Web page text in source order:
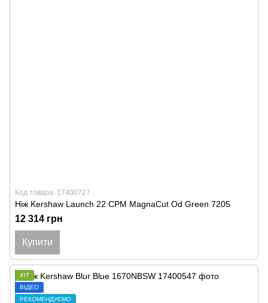
Код товара: 17400727
Ніж Kershaw Launch 22 CPM MagnaCut Od Green 7205
12 314 грн
Купити
ХІТ
ВІДЕО
РЕКОМЕНДУЄМО